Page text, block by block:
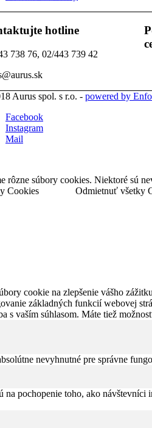
hotline
738 76, 02/443 739 42
Aurus spol. s r.o. - powered by
Facebook
Instagram
Mail
rôzne súbory cookies. Niektoré sú
Cookies
Odmietnuť všetky
cookie na zlepšenie vášho
základných funkcií webovej
s vaším súhlasom. Máte tiež
nevyhnutné pre správne
na pochopenie toho, ako